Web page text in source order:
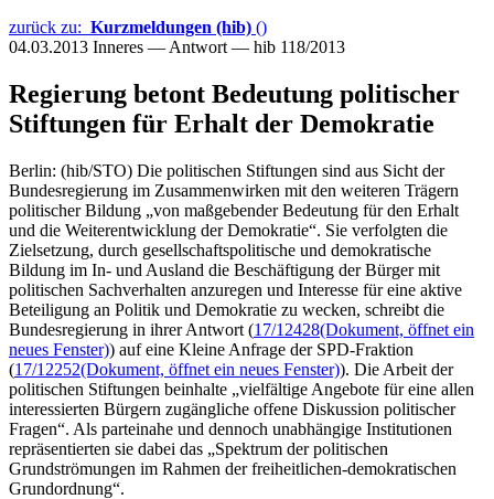
zurück zu: Kurzmeldungen (hib) ()
04.03.2013 Inneres — Antwort — hib 118/2013
Regierung betont Bedeutung politischer
Stiftungen für Erhalt der Demokratie
Berlin: (hib/STO) Die politischen Stiftungen sind aus Sicht der
Bundesregierung im Zusammenwirken mit den weiteren Trägern
politischer Bildung „von maßgebender Bedeutung für den Erhalt
und die Weiterentwicklung der Demokratie“. Sie verfolgten die
Zielsetzung, durch gesellschaftspolitische und demokratische
Bildung im In- und Ausland die Beschäftigung der Bürger mit
politischen Sachverhalten anzuregen und Interesse für eine aktive
Beteiligung an Politik und Demokratie zu wecken, schreibt die
Bundesregierung in ihrer Antwort (17/12428(Dokument, öffnet ein
neues Fenster)) auf eine Kleine Anfrage der SPD-Fraktion
(17/12252(Dokument, öffnet ein neues Fenster)). Die Arbeit der
politischen Stiftungen beinhalte „vielfältige Angebote für eine allen
interessierten Bürgern zugängliche offene Diskussion politischer
Fragen“. Als parteinahe und dennoch unabhängige Institutionen
repräsentierten sie dabei das „Spektrum der politischen
Grundströmungen im Rahmen der freiheitlichen-demokratischen
Grundordnung“.